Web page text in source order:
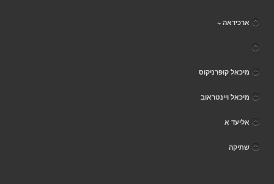
ארכידאה ~
מיכאל קופרניקוס
מיכאל ויינטראוב
אליעד א
שתיקה